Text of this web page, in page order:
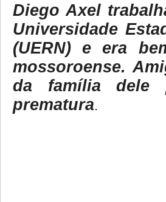
Diego Axel
Universidade
(UERN) e era
mossoroense.
da família dele
prematura.